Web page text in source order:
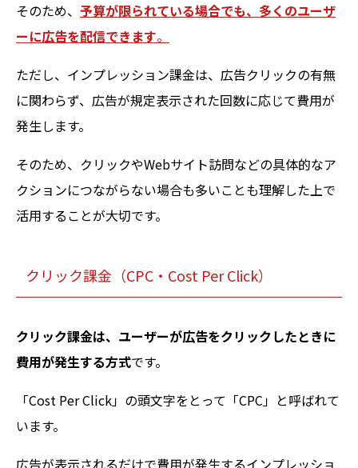
そのため、 予算が限られている場合でも、多くのユーザ
ーに広告を配信できます。
ただし、インプレッション課金は、広告クリックの有無
に関わらず、広告が規定表示された回数に応じて費用が
発生します。
そのため、クリックやWebサイト訪問などの具体的なア
クションにつながらない場合も多いことも理解した上で
活用することが大切です。
クリック課金（CPC・Cost Per Click）
クリック課金は、ユーザーが広告をクリックしたときに
費用が発生する方式です。
「Cost Per Click」の頭文字をとって「CPC」と呼ばれて
います。
広告が表示されるだけで費用が発生するインプレッショ